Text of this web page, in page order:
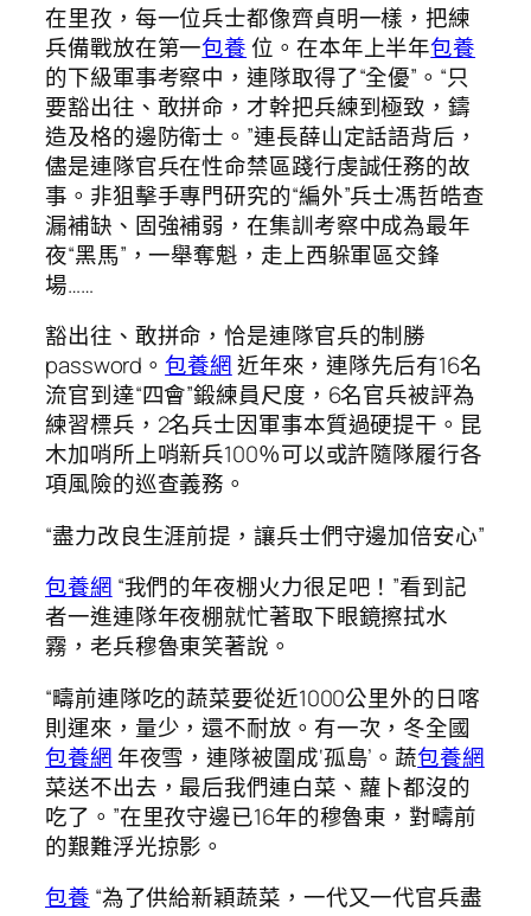
在里孜，每一位兵士都像齊貞明一樣，把練
兵備戰放在第一包養 位。在本年上半年包養
的下級軍事考察中，連隊取得了“全優”。“只
要豁出往、敢拼命，才幹把兵練到極致，鑄
造及格的邊防衛士。”連長薛山定話語背后，
儘是連隊官兵在性命禁區踐行虔誠任務的故
事。非狙擊手專門研究的“編外”兵士馮哲皓查
漏補缺、固強補弱，在集訓考察中成為最年
夜“黑馬”，一舉奪魁，走上西躲軍區交鋒
場……
豁出往、敢拼命，恰是連隊官兵的制勝
password。包養網近年來，連隊先后有16名
流官到達“四會”鍛練員尺度，6名官兵被評為
練習標兵，2名兵士因軍事本質過硬提干。昆
木加哨所上哨新兵100％可以或許隨隊履行各
項風險的巡查義務。
“盡力改良生涯前提，讓兵士們守邊加倍安心”
包養網 “我們的年夜棚火力很足吧！”看到記
者一進連隊年夜棚就忙著取下眼鏡擦拭水
霧，老兵穆魯東笑著說。
“疇前連隊吃的蔬菜要從近1000公里外的日喀
則運來，量少，還不耐放。有一次，冬全國
包養網年夜雪，連隊被圍成‘孤島’。蔬包養網
菜送不出去，最后我們連白菜、蘿卜都沒的
吃了。”在里孜守邊已16年的穆魯東，對疇前
的艱難浮光掠影。
包養 “為了供給新穎蔬菜，一代又一代官兵盡